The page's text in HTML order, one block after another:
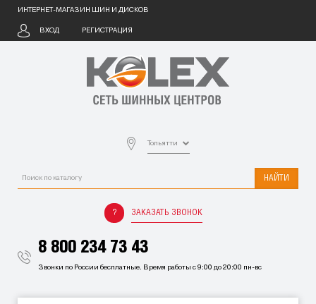
ИНТЕРНЕТ-МАГАЗИН ШИН И ДИСКОВ
ВХОД РЕГИСТРАЦИЯ
Тольятти
НАЙТИ
ЗАКАЗАТЬ ЗВОНОК
8 800 234 73 43
Звонки по России бесплатные. Время работы с 9:00 до 20:00 пн-вс